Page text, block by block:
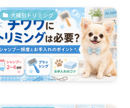
犬種別トリミング